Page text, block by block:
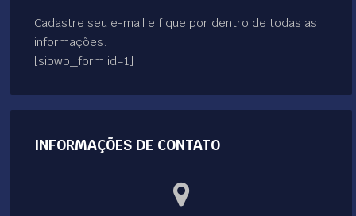
Cadastre seu e-mail e fique por dentro de todas as
informações.
[sibwp_form id=1]
INFORMAÇÕES DE CONTATO